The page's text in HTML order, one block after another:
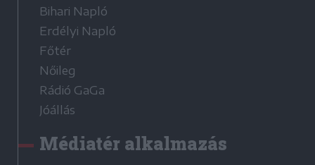
Bihari Napló
Erdélyi Napló
Főtér
Nőileg
Rádió GaGa
Jóállás
Médiatér alkalmazás